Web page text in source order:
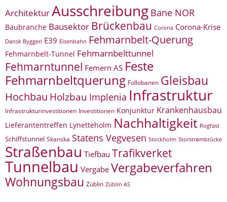
ArchitekturAusschreibung Bane NOR
Baubranche Bausektor Brückenbau Corona Corona-Krise
Dansk Byggeri E39 Eisenbahn Fehmarnbelt-Querung
Fehmarnbelt-Tunnel Fehmarnbelttunnel
Fehmarntunnel Femern AS Feste
Fehmarnbeltquerung Follobanen Gleisbau
Hochbau Holzbau Implenia Infrastruktur
Infrastrukturinvestitionen Investitionen Konjunktur Krankenhausbau
Lieferantentreffen Lynetteholm Nachhaltigkeit Rogfast
Schiffstunnel Skanska Statens Vegvesen Stockholm Storstrømbrücke
Straßenbau Tiefbau Trafikverket
Tunnelbau Vergabe Vergabeverfahren
Wohnungsbau Züblin Züblin AS